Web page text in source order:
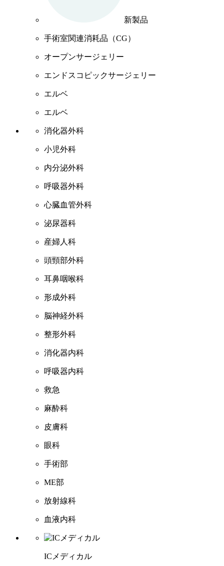
新製品
手術室関連消耗品（CG）
オープンサージェリー
エンドスコピックサージェリー
エルベ
エルベ
消化器外科
小児外科
内分泌外科
呼吸器外科
心臓血管外科
泌尿器科
産婦人科
頭頸部外科
耳鼻咽喉科
形成外科
脳神経外科
整形外科
消化器内科
呼吸器内科
救急
麻酔科
皮膚科
眼科
手術部
ME部
放射線科
血液内科
ICメディカル